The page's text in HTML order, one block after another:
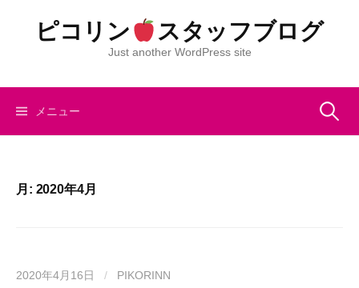
ツ
ピコリン スタッフブログ
Just another WordPress site
メニュー 検
月: 2020年4月
2020年4月16日 / PIKORINN